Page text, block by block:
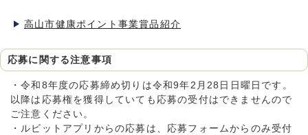
高山市健康ポイント事業賞品紹介
応募に関する注意事項
・令和8年度の応募締め切りは令和9年2月28日日曜日です。
以降は応募権を獲得していても応募の受付はできませんので
ご注意ください。
・ルビットアプリからの応募は、応募フォームからのみ受付